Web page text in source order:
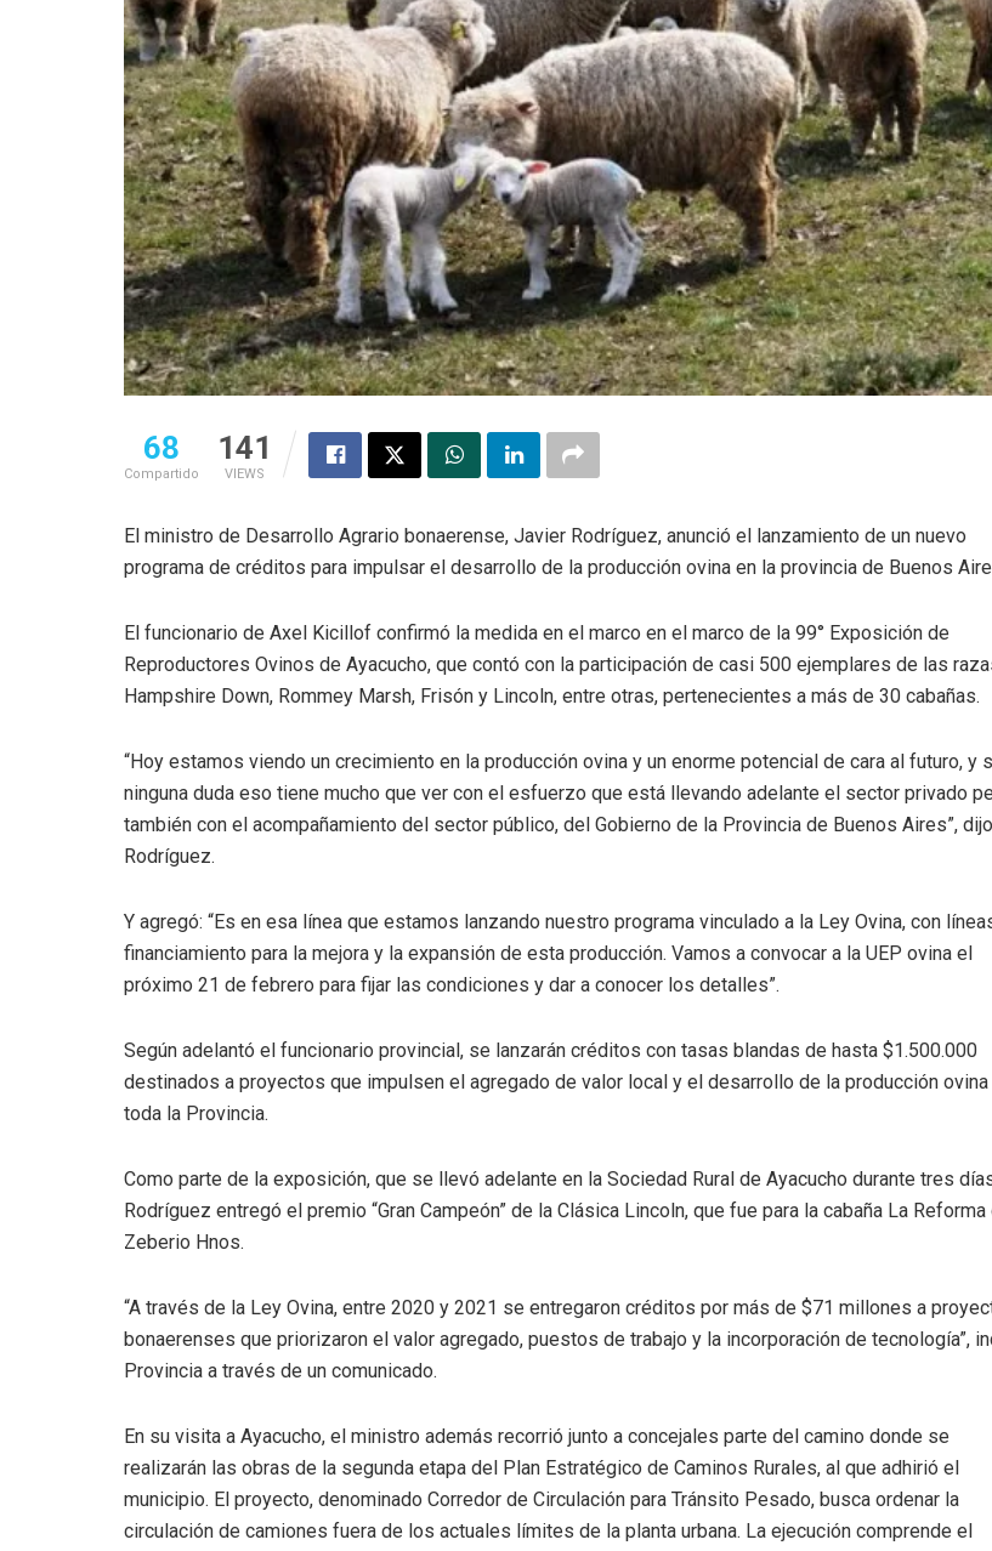
68
Compartido
141
VIEWS
El ministro de Desarrollo Agrario bonaerense, Javier Rodríguez, anunció el lanzamiento de un nuevo
programa de créditos para impulsar el desarrollo de la producción ovina en la provincia de Buenos
El funcionario de Axel Kicillof confirmó la medida en el marco en el marco de la 99° Exposición de
Reproductores Ovinos de Ayacucho, que contó con la participación de casi 500 ejemplares de las
Hampshire Down, Rommey Marsh, Frisón y Lincoln, entre otras, pertenecientes a más de 30 cabañas.
“Hoy estamos viendo un crecimiento en la producción ovina y un enorme potencial de cara al futuro, y
ninguna duda eso tiene mucho que ver con el esfuerzo que está llevando adelante el sector privado
también con el acompañamiento del sector público, del Gobierno de la Provincia de Buenos Aires”, dijo
Rodríguez.
Y agregó: “Es en esa línea que estamos lanzando nuestro programa vinculado a la Ley Ovina, con
financiamiento para la mejora y la expansión de esta producción. Vamos a convocar a la UEP ovina el
próximo 21 de febrero para fijar las condiciones y dar a conocer los detalles”.
Según adelantó el funcionario provincial, se lanzarán créditos con tasas blandas de hasta $1.500.000
destinados a proyectos que impulsen el agregado de valor local y el desarrollo de la producción ovina
toda la Provincia.
Como parte de la exposición, que se llevó adelante en la Sociedad Rural de Ayacucho durante tres
Rodríguez entregó el premio “Gran Campeón” de la Clásica Lincoln, que fue para la cabaña La Reforma
Zeberio Hnos.
“A través de la Ley Ovina, entre 2020 y 2021 se entregaron créditos por más de $71 millones a
bonaerenses que priorizaron el valor agregado, puestos de trabajo y la incorporación de tecnología”,
Provincia a través de un comunicado.
En su visita a Ayacucho, el ministro además recorrió junto a concejales parte del camino donde se
realizarán las obras de la segunda etapa del Plan Estratégico de Caminos Rurales, al que adhirió el
municipio. El proyecto, denominado Corredor de Circulación para Tránsito Pesado, busca ordenar la
circulación de camiones fuera de los actuales límites de la planta urbana. La ejecución comprende el